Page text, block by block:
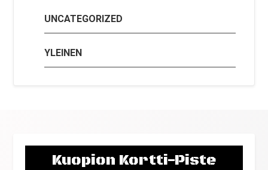
UNCATEGORIZED
YLEINEN
Kuopion Kortti-Piste